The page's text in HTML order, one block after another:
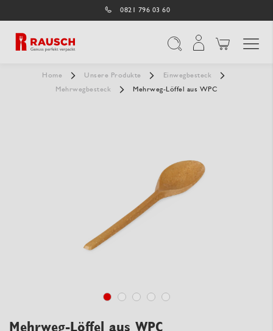
0821 796 03 60
Home Unsere Produkte
Einwegbesteck
Mehrwegbesteck
Mehrweg-Löffel aus WPC
Mehrweg-Löffel aus WPC